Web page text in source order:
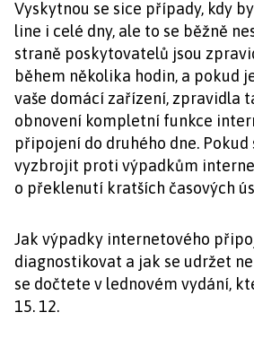
Vyskytnou se sice případy, kdy
line i celé dny, ale to se běžně
straně poskytovatelů jsou
během několika hodin, a pokud
vaše domácí zařízení, zpravidla
obnovení kompletní funkce
připojení do druhého dne. Pokud
vyzbrojit proti výpadkům
o překlenutí kratších časových
Jak výpadky internetového
diagnostikovat a jak se udržet
se dočtete v lednovém vydání,
15. 12.